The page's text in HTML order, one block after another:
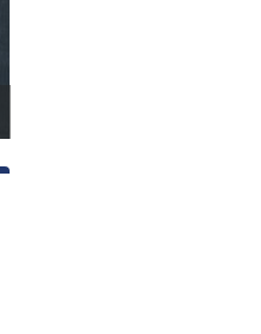
Internacional no Século